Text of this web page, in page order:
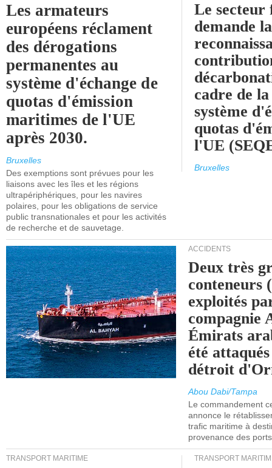
Les armateurs
européens réclament
des dérogations
permanentes au
système d'échange de
quotas d'émission
maritimes de l'UE
après 2030.
Bruxelles
Des exemptions sont prévues pour les
liaisons avec les îles et les régions
ultrapériphériques, pour les navires
polaires, pour les obligations de service
public transnationales et pour les activités
de recherche et de sauvetage.
Le
demande la
cadre de
système
quotas
l'UE
Bruxelles
ACCIDENTS
Deux très
conteneurs
exploités
compagnie
Émirats
été
détroit
Abou Dabi/Tampa
Le commandement
annonce le
trafic maritime à
provenance des
TRANSPORT MARITIME TRANSPORT